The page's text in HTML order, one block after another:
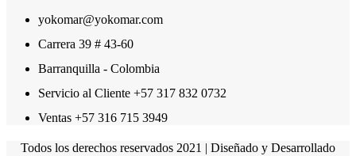
yokomar@yokomar.com
Carrera 39 # 43-60
Barranquilla - Colombia
Servicio al Cliente +57 317 832 0732
Ventas +57 316 715 3949
Todos los derechos reservados 2021 | Diseñado y Desarrollado